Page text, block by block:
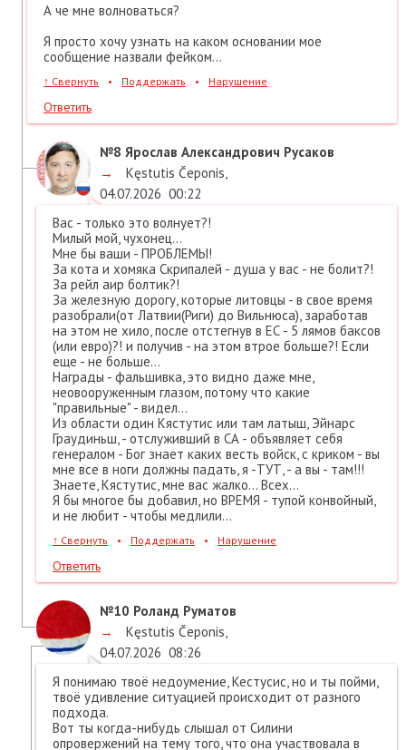
А че мне волноваться?
Я просто хочу узнать на каком основании мое
сообщение назвали фейком...
↑ Свернуть • Поддержать • Нарушение
Ответить
№8 Ярослав Александрович Русаков
→
Kęstutis Čeponis
04.07.2026 00:22
Вас - только это волнует?!
Милый мой, чухонец...
Мне бы ваши - ПРОБЛЕМЫ!
За кота и хомяка Скрипалей - душа у вас - не болит?!
За рейл аир болтик?!
За железную дорогу, которые литовцы - в свое время
разобрали(от Латвии(Риги) до Вильнюса), заработав
на этом не хило, после отстегнув в ЕС - 5 лямов баксов
(или евро)?! и получив - на этом втрое больше?! Если
еще - не больше...
Награды - фальшивка, это видно даже мне,
неовооруженным глазом, потому что какие
"правильные" - видел...
Из области один Кястутис или там латыш, Эйнарс
Граудиньш, - отслуживший в СА - объявляет себя
генералом - Бог знает каких весть войск, с криком - вы
мне все в ноги должны падать, я -ТУТ, - а вы - там!!!
Знаете, Кястутис, мне вас жалко... Всех...
Я бы многое бы добавил, но ВРЕМЯ - тупой конвойный,
и не любит - чтобы медлили...
↑ Свернуть • Поддержать • Нарушение
Ответить
№10 Роланд Руматов
→
Kęstutis Čeponis
04.07.2026 08:26
Я понимаю твоё недоумение, Кестусис, но и ты пойми,
твоё удивление ситуацией происходит от разного
подхода.
Вот ты когда-нибудь слышал от Силини
опровержений на тему того, что она участвовала в